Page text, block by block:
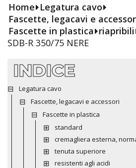
Home Legatura cavo
Fascette, legacavi e
Fascette in plastica riapribili
SDB-R 350/75 NERE
INDICE
Legatura cavo
Fascette, legacavi e accessori
Fascette in plastica
standard
cremagliera esterna,
tenuta superiore
resistenti agli acidi